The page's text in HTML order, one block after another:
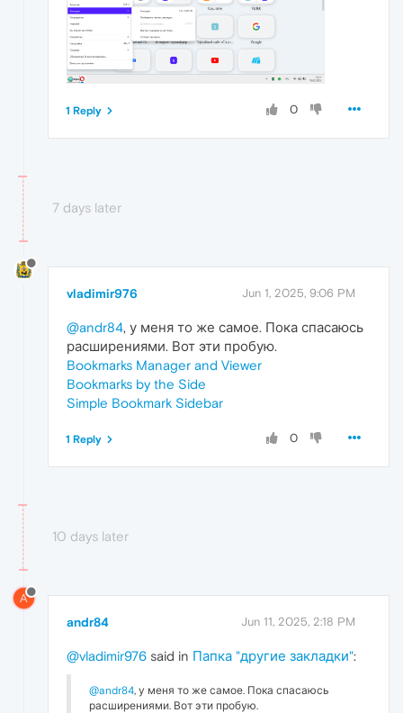
0
1 Reply
7 days later
vladimir976 Jun 1, 2025, 9:06 PM
@andr84, у меня то же самое. Пока спасаюсь
расширениями. Вот эти пробую.
Bookmarks Manager and Viewer
Bookmarks by the Side
Simple Bookmark Sidebar
0
1 Reply
10 days later
A
andr84 Jun 11, 2025, 2:18 PM
@vladimir976 said in Папка "другие закладки":
@andr84, у меня то же самое. Пока спасаюсь
расширениями. Вот эти пробую.